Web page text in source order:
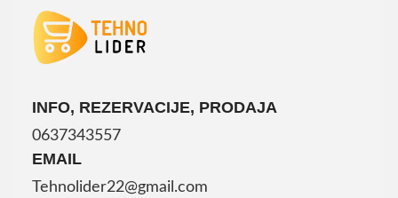
INFO, REZERVACIJE, PRODAJA
0637343557
EMAIL
Tehnolider22@gmail.com